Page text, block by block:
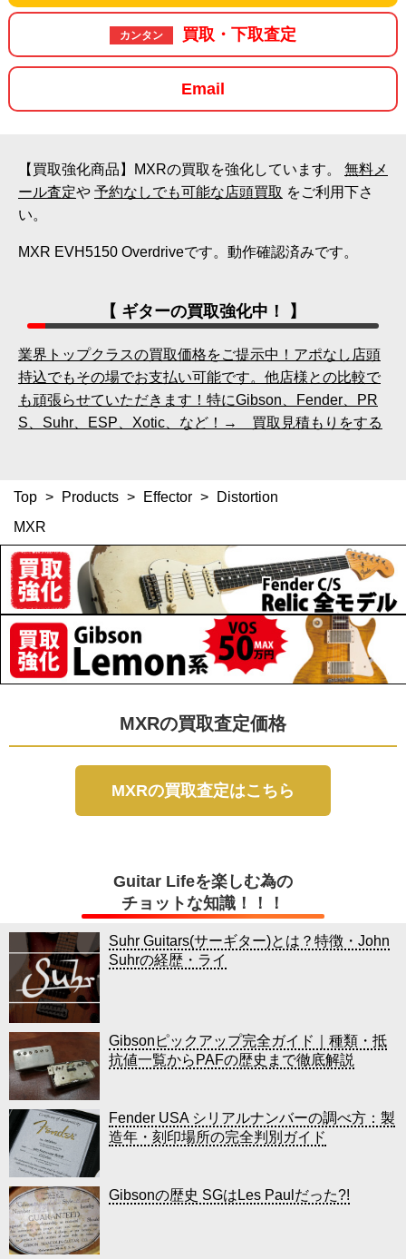
カンタン 買取・下取査定
Email
【買取強化商品】MXRの買取を強化しています。 無料メ
ール査定や 予約なしでも可能な店頭買取 をご利用下さ
い。
MXR EVH5150 Overdriveです。動作確認済みです。
【 ギターの買取強化中！ 】
業界トップクラスの買取価格をご提示中！アポなし店頭
持込でもその場でお支払い可能です。他店様との比較で
も頑張らせていただきます！特にGibson、Fender、PR
S、Suhr、ESP、Xotic、など！→ 買取見積もりをする
Top > Products > Effector >
Distortion
MXR
MXRの買取査定価格
MXRの買取査定はこちら
Guitar Lifeを楽しむ為の
チョットな知識！！！
Suhr Guitars(サーギター)とは？特徴・John
Suhrの経歴・ライ
Gibsonピックアップ完全ガイド｜種類・抵
抗値一覧からPAFの歴史まで徹底解説
Fender USA シリアルナンバーの調べ方：製
造年・刻印場所の完全判別ガイド
Gibsonの歴史 SGはLes Paulだった?!